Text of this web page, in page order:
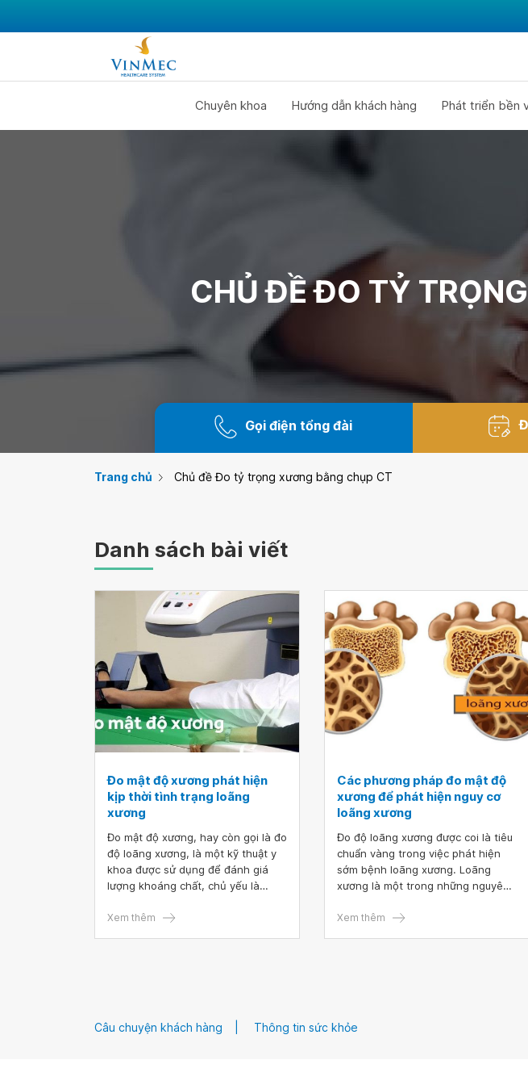
Chuyên khoa Hướng dẫn khách hàng Phát triển bền
CHỦ ĐỀ ĐO TỶ
Gọi điện tổng đài
Trang chủ Chủ đề Đo tỷ trọng xương bằng chụp CT
Danh sách bài viết
Đo mật độ xương phát hiện
kịp thời tình trạng loãng
xương
Đo mật độ xương, hay còn gọi là đo
độ loãng xương, là một kỹ thuật y
khoa được sử dụng để đánh giá
lượng khoáng chất, chủ yếu là
chính của việc đo độ loãng xương
Xem thêm
Các phương pháp đo mật độ
xương để phát hiện nguy cơ
loãng xương
Đo độ loãng xương được coi là tiêu
chuẩn vàng trong việc phát hiện
sớm bệnh loãng xương. Loãng
xương là một trong những nguyên
thế, việc đo mật độ xương cần
Xem thêm
Câu chuyện khách hàng Thông tin sức khỏe